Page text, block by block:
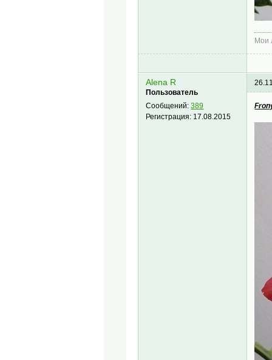
Мои
Alena R
Пользователь
Сообщений:389
Регистрация: 17.08.2015